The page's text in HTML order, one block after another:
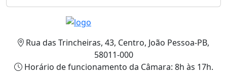
Rua das Trincheiras, 43, Centro, João Pessoa-PB,
58011-000
Horário de funcionamento da Câmara: 8h às 17h.